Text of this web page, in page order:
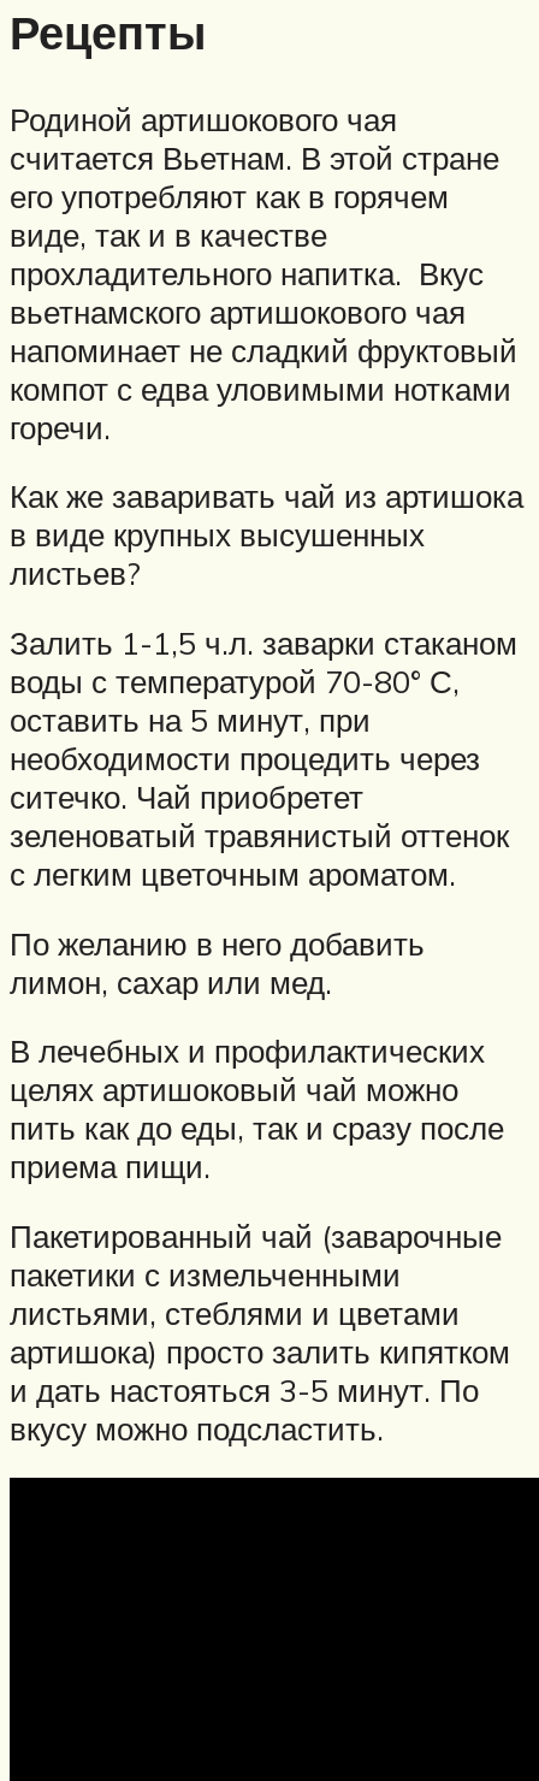
Рецепты
Родиной артишокового чая
считается Вьетнам. В этой стране
его употребляют как в горячем
виде, так и в качестве
прохладительного напитка. Вкус
вьетнамского артишокового чая
напоминает не сладкий фруктовый
компот с едва уловимыми нотками
горечи.
Как же заваривать чай из артишока
в виде крупных высушенных
листьев?
Залить 1-1,5 ч.л. заварки стаканом
воды с температурой 70-80° С,
оставить на 5 минут, при
необходимости процедить через
ситечко. Чай приобретет
зеленоватый травянистый оттенок
с легким цветочным ароматом.
По желанию в него добавить
лимон, сахар или мед.
В лечебных и профилактических
целях артишоковый чай можно
пить как до еды, так и сразу после
приема пищи.
Пакетированный чай (заварочные
пакетики с измельченными
листьями, стеблями и цветами
артишока) просто залить кипятком
и дать настояться 3-5 минут. По
вкусу можно подсластить.